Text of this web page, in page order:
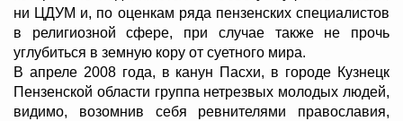
ни ЦДУМ и, по оценкам ряда пензенских специалистов
в религиозной сфере, при случае также не прочь
углубиться в земную кору от суетного мира.
В апреле 2008 года, в канун Пасхи, в городе Кузнецк
Пензенской области группа нетрезвых молодых людей,
видимо, возомнив себя ревнителями православия,